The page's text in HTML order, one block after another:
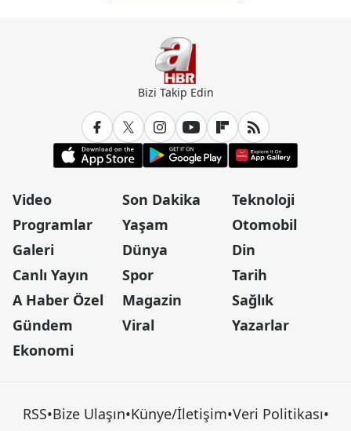
Bizi Takip Edin
Video
Programlar
Galeri
Canlı Yayın
A Haber Özel
Gündem
Ekonomi
Son Dakika
Yaşam
Dünya
Spor
Magazin
Viral
Teknoloji
Otomobil
Din
Tarih
Sağlık
Yazarlar
RSS•Bize Ulaşın•Künye/İletişim•Veri Politikası•